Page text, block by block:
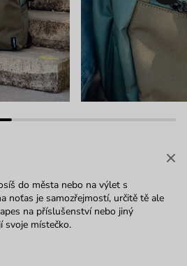
do města nebo na výlet s
noťas je samozřejmostí, určitě tě ale
na příslušenství nebo jiný
svoje místečko.